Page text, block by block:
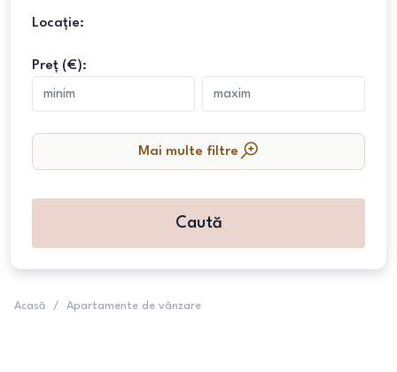
Locație:
Preț (€):
Mai multe filtre
Caută
Acasă / Apartamente de vânzare